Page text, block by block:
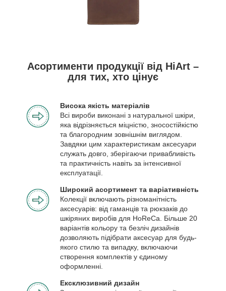
Асортименти продукції від HiArt –
для тих, хто цінує
Висока якість матеріалів
Всі вироби виконані з натуральної шкіри,
яка відрізняється міцністю, зносостійкістю
та благородним зовнішнім виглядом.
Завдяки цим характеристикам аксесуари
служать довго, зберігаючи привабливість
та практичність навіть за інтенсивної
експлуатації.
Широкий асортимент та варіативність
Колекції включають різноманітність
аксесуарів: від гаманців та рюкзаків до
шкіряних виробів для HoReCa. Більше 20
варіантів кольору та безліч дизайнів
дозволяють підібрати аксесуар для будь-
якого стилю та випадку, включаючи
створення комплектів у єдиному
оформленні.
Ексклюзивний дизайн